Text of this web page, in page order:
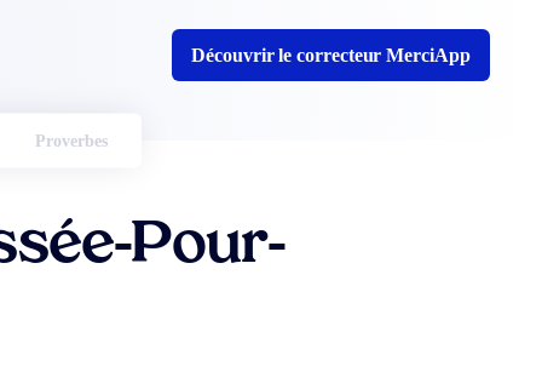
Découvrir le correcteur MerciApp
Proverbes
Pour-